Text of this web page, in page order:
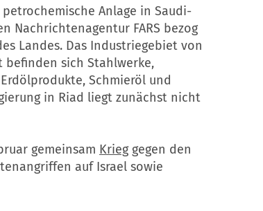
Anlage in Saudi-
Nachrichtenagentur FARS bezog
Landes. Das Industriegebiet von
befinden sich Stahlwerke,
Schmieröl und
in Riad liegt zunächst nicht
gemeinsam Krieggegen den
auf Israel sowie